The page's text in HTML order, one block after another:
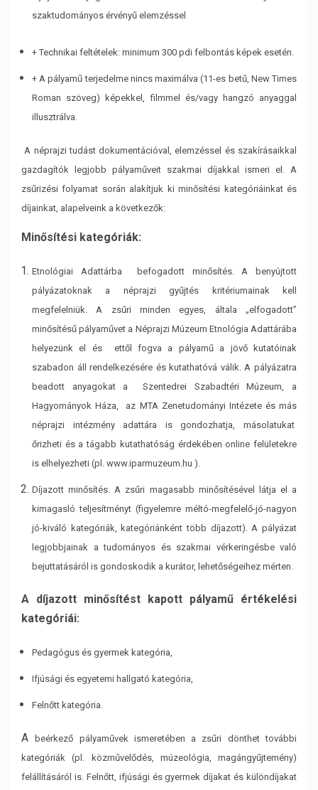
szaktudományos érvényű elemzéssel
+ Technikai feltételek: minimum 300 pdi felbontás képek esetén.
+ A pályamű terjedelme nincs maximálva (11-es betű, New Times
Roman szöveg) képekkel,filmmel és/vagy hangzó anyaggal
illusztrálva.
A néprajzi tudást dokumentációval, elemzéssel és szakírásaikkal
gazdagítók legjobb pályaműveit szakmai díjakkal ismeri el. A
zsűrizési folyamat során alakítjuk ki minősítési kategóriáinkat és
díjainkat, alapelveink a következők:
Minősítési kategóriák:
Etnológiai Adattárba befogadott minősítés. A benyújtott
pályázatoknak a néprajzi gyűjtés
kritériumainak kell
megfelelniük. A zsűri minden egyes, általa „elfogadott”
minősítésűpályaművet a Néprajzi Múzeum Etnológia Adattárába
helyezünk el és ettől fogva a pályamű a jövő kutatóinak
szabadon áll rendelkezésére és kutathatóvá válik. A pályázatra
beadott anyagokat a Szentedrei Szabadtéri Múzeum, a
Hagyományok Háza, az MTA Zenetudományi Intézete és más
néprajzi intézmény adattára is gondozhatja, másolatukat
őrizheti és a tágabb kutathatóság érdekében online felületekre
is elhelyezheti (pl. www.iparmuzeum.hu ).
Díjazott minősítés. A zsűri magasabb minősítésével látja el a
kimagasló teljesítményt (figyelemre méltó-megfelelő-jó-nagyon
jó-kiváló kategóriák, kategóriánként több díjazott). A pályázat
legjobbjainak a tudományos és szakmai vérkeringésbe való
bejuttatásáról is gondoskodik a kurátor, lehetőségeihez mérten.
A díjazott minősítést kapott pályamű értékelési
kategóriái:
Pedagógus és gyermek kategória,
Ifjúsági és egyetemi hallgató kategória,
Felnőtt kategória.
Abeérkező pályaművek ismeretében a zsűri dönthet további
kategóriák (pl. közművelődés, múzeológia, magángyűjtemény)
felállításáról is. Felnőtt, ifjúsági és gyermek díjakat és különdíjakat